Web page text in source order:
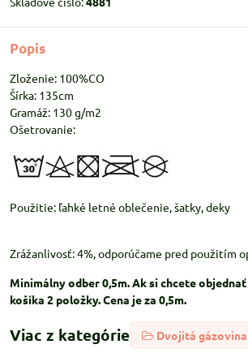
Popis
Zloženie: 100%CO
Šírka: 135cm
Gramáž: 130 g/m2
Ošetrovanie:
Použitie: ľahké letné
Zrážanlivosť: 4%, odporúčame pred použitím
Minimálny odber 0,5m. Ak si chcete
košíka 2 položky. Cena je za 0,5m.
Viac z kategórie Dvojitá gázovina